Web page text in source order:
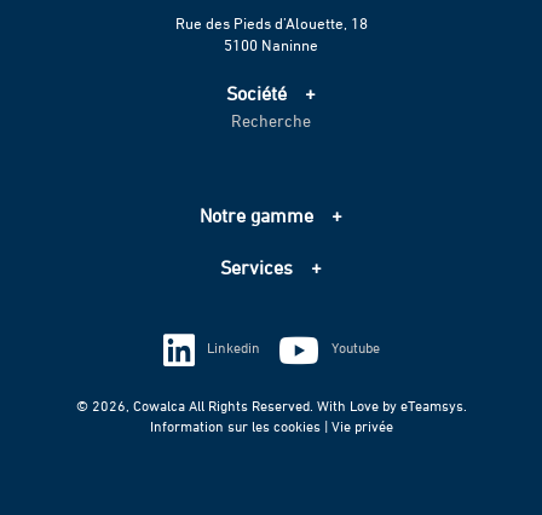
Rue des Pieds d’Alouette, 18
5100 Naninne
Société
Accueil
Échelle de performance CO2
Recherche
Notre gamme
Assainissement
Techniques spéciales
Services
Information sur les cookies
Vie privée
© 2026, Cowalca All Rights Reserved. With Love by eTeamsys.
Information sur les cookies | Vie privée
Linkedin Youtube